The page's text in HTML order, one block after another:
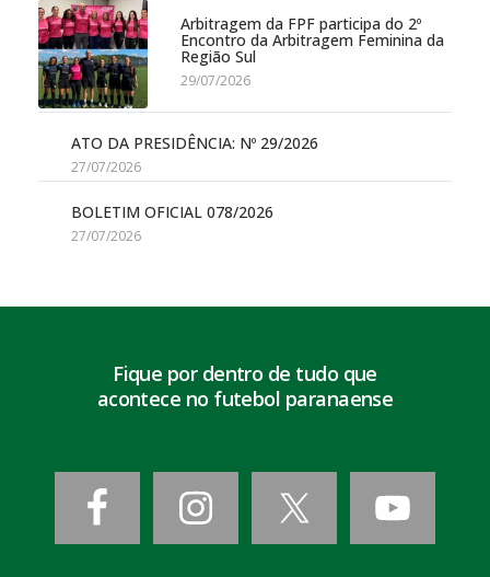
Arbitragem da FPF participa do 2º
Encontro da Arbitragem Feminina da
Região Sul
29/07/2026
ATO DA PRESIDÊNCIA: Nº 29/2026
27/07/2026
BOLETIM OFICIAL 078/2026
27/07/2026
Fique por dentro de tudo que
acontece no futebol paranaense